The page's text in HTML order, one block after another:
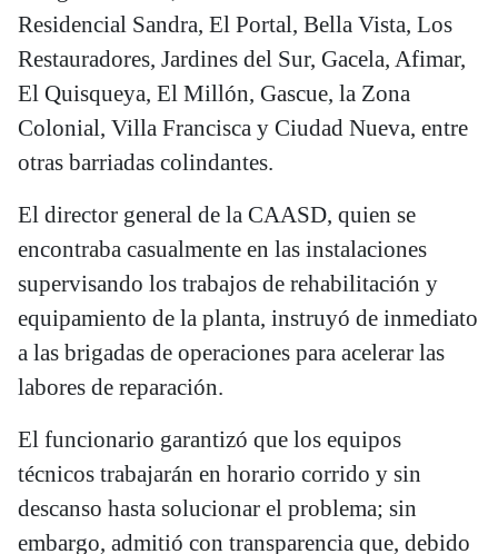
Residencial Sandra, El Portal, Bella Vista, Los
Restauradores, Jardines del Sur, Gacela, Afimar,
El Quisqueya, El Millón, Gascue, la Zona
Colonial, Villa Francisca y Ciudad Nueva, entre
otras barriadas colindantes.
El director general de la CAASD, quien se
encontraba casualmente en las instalaciones
supervisando los trabajos de rehabilitación y
equipamiento de la planta, instruyó de inmediato
a las brigadas de operaciones para acelerar las
labores de reparación.
El funcionario garantizó que los equipos
técnicos trabajarán en horario corrido y sin
descanso hasta solucionar el problema; sin
embargo, admitió con transparencia que, debido